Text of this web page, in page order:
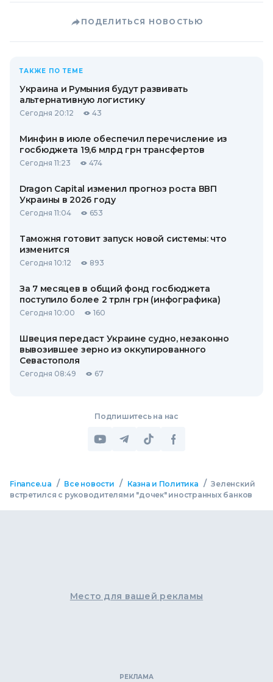
ПОДЕЛИТЬСЯ НОВОСТЬЮ
ТАКЖЕ ПО ТЕМЕ
Украина и Румыния будут развивать
альтернативную логистику
Сегодня 20:12 43
Минфин в июле обеспечил перечисление из
госбюджета 19,6 млрд грн трансфертов
Сегодня 11:23 474
Dragon Capital изменил прогноз роста ВВП
Украины в 2026 году
Сегодня 11:04 653
Таможня готовит запуск новой системы: что
изменится
Сегодня 10:12 893
За 7 месяцев в общий фонд госбюджета
поступило более 2 трлн грн (инфографика)
Сегодня 10:00 160
Швеция передаст Украине судно, незаконно
вывозившее зерно из оккупированного
Севастополя
Сегодня 08:49 67
Подпишитесь на нас
Finance.ua / Все новости / Казна и Политика / Зеленский
встретился с руководителями "дочек" иностранных банков
Место для вашей рекламы